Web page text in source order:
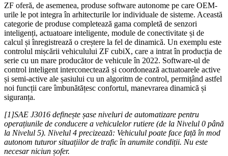
ZF oferă, de asemenea, produse software autonome pe care OEM-
urile le pot integra în arhitecturile lor individuale de sisteme. Această
categorie de produse completează gama completă de senzori
inteligenți, actuatoare inteligente, module de conectivitate și de
calcul și înregistrează o creștere la fel de dinamică. Un exemplu este
controlul mișcării vehiculului ZF cubiX, care a intrat în producția de
serie cu un mare producător de vehicule în 2022. Software-ul de
control inteligent interconectează și coordonează actuatoarele active
și semi-active ale șasiului cu un algoritm de control, permițând astfel
noi funcții care îmbunătățesc confortul, manevrarea dinamică și
siguranța.
[1]SAE J3016 definește șase niveluri de automatizare pentru
operațiunile de conducere a vehiculelor rutiere (de la Nivelul 0 până
la Nivelul 5). Nivelul 4 precizează: Vehiculul poate face față în mod
autonom tuturor situațiilor de trafic în anumite condiții. Nu este
necesar niciun șofer.